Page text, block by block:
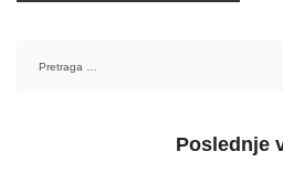
Poslednje